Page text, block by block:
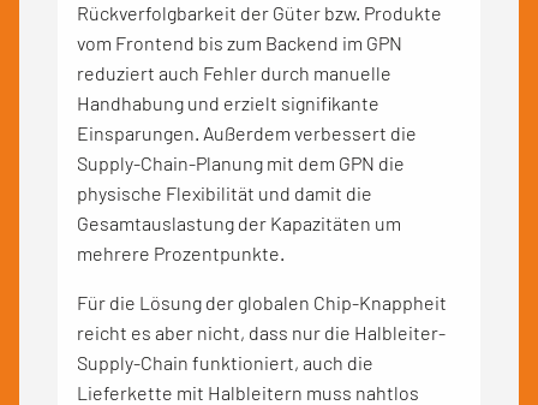
Rückverfolgbarkeit der Güter bzw. Produkte
vom Frontend bis zum Backend im GPN
reduziert auch Fehler durch manuelle
Handhabung und erzielt signifikante
Einsparungen. Außerdem verbessert die
Supply-Chain-Planung mit dem GPN die
physische Flexibilität und damit die
Gesamtauslastung der Kapazitäten um
mehrere Prozentpunkte.
Für die Lösung der globalen Chip-Knappheit
reicht es aber nicht, dass nur die Halbleiter-
Supply-Chain funktioniert, auch die
Lieferkette mit Halbleitern muss nahtlos